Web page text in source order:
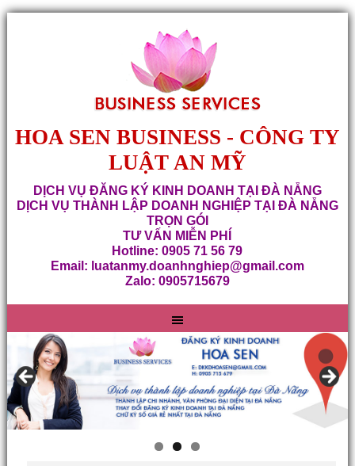
HOA SEN BUSINESS - CÔNG TY
LUẬT AN MỸ
DỊCH VỤ ĐĂNG KÝ KINH DOANH TẠI ĐÀ NẴNG
DỊCH VỤ THÀNH LẬP DOANH NGHIỆP TẠI ĐÀ NẴNG
TRỌN GÓI
TƯ VẤN MIỄN PHÍ
Hotline: 0905 71 56 79
Email: luatanmy.doanhnghiep@gmail.com
Zalo: 0905715679